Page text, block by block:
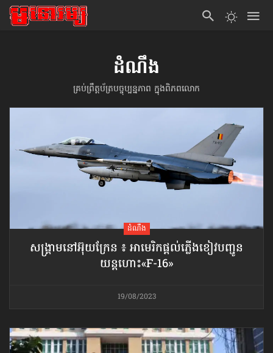
ដំណឹង
គ្រប់ព្រឹត្តប័ត្របច្ចុប្បន្នភាព ក្នុងពិភពលោក
ដំណឹង
សង្គ្រាមនៅអ៊ុយក្រែន ៖ អាមេរិកផ្ដល់ភ្លើងខៀវបញ្ជូន
យន្តហោះ«F-16»
19/08/2023